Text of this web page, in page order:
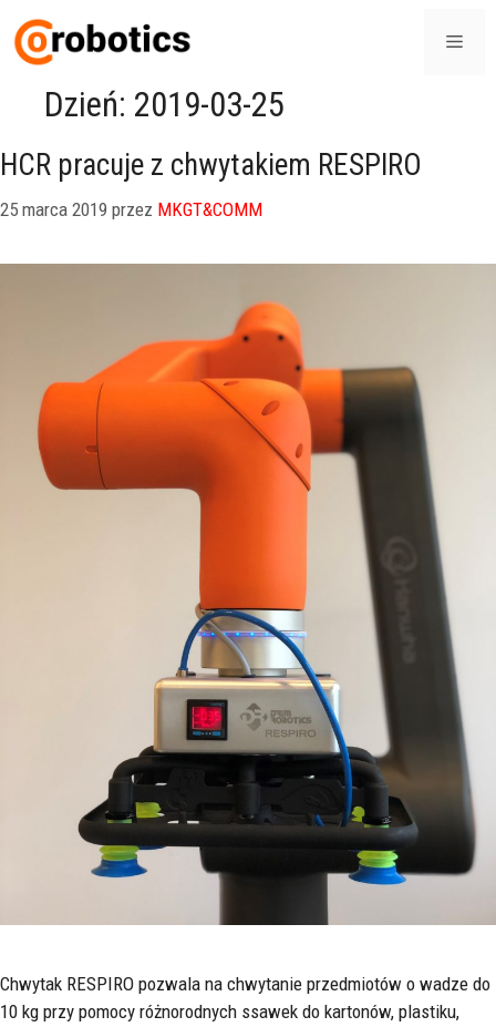
Dzień: 2019-03-25
HCR pracuje z chwytakiem RESPIRO
25 marca 2019 przez MKGT&COMM
Chwytak RESPIRO pozwala na chwytanie przedmiotów o wadze do
10 kg przy pomocy różnorodnych ssawek do kartonów, plastiku,